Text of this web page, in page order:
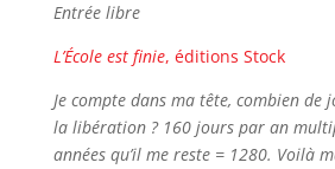
Entrée libre
L’École est finie, éditions Stock
Je compte dans ma tête, combien de
la libération ? 160 jours par an
années qu’il me reste = 1280. Voilà